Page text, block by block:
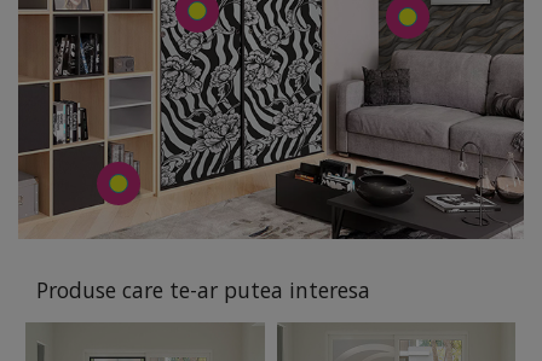
Produse care te-ar putea interesa